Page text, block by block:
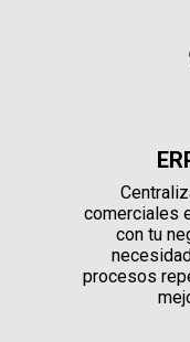
comerciales
con tu
procesos